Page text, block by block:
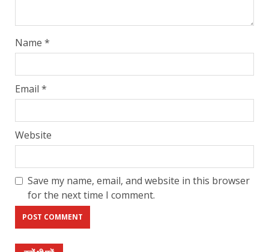
Name *
Email *
Website
Save my name, email, and website in this browser
for the next time I comment.